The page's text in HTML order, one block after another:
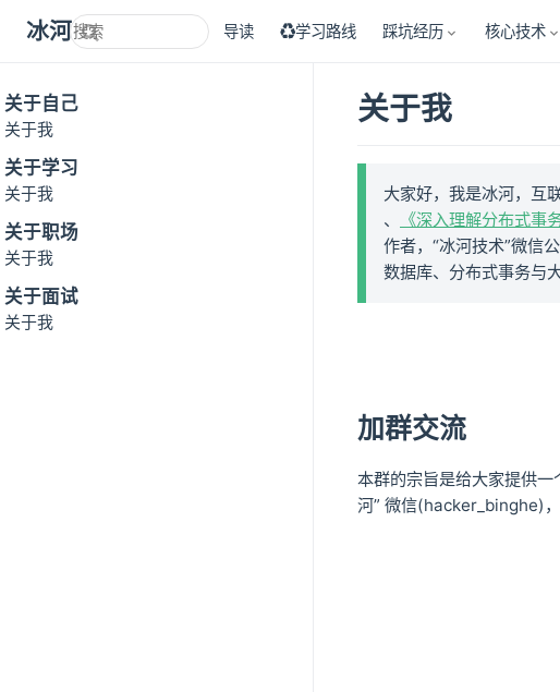
冰河技术 导读 ♻学习路线 踩坑经历 核心技术
关于自己
关于我
关于学习
关于我
关于职场
关于我
关于面试
关于我
关于我
大家好，我是冰河，互
、
《深入理解分布式事
作者，“冰河技术”微信
数据库、分布式事务与
加群交流
本群的宗旨是给大家提供
河” 微信(hacker_binghe)，